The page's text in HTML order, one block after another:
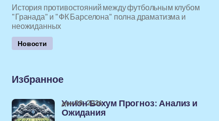
История противостояний между футбольным клубом
"Гранада" и "ФК Барселона" полна драматизма и
неожиданных
Новости
Избранное
Унион Бохум Прогноз: Анализ и
Ожидания
дек 08, 2024